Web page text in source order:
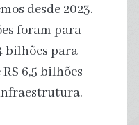
desde 2023.
foram para
bilhões para
6,5 bilhões